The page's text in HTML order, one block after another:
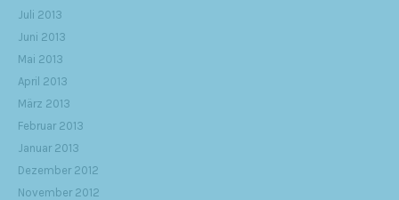
Juli 2013
Juni 2013
Mai 2013
April 2013
März 2013
Februar 2013
Januar 2013
Dezember 2012
November 2012